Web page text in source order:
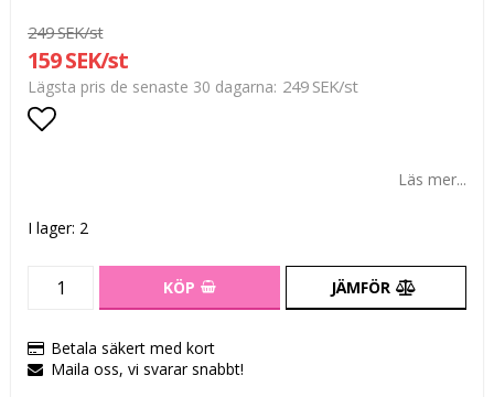
249 SEK/st
159 SEK/st
Lägsta pris de senaste 30 dagarna 249 SEK/st
Läs mer...
I lager: 2
KÖP JÄMFÖR
Betala säkert med kort
Maila oss, vi svarar snabbt!